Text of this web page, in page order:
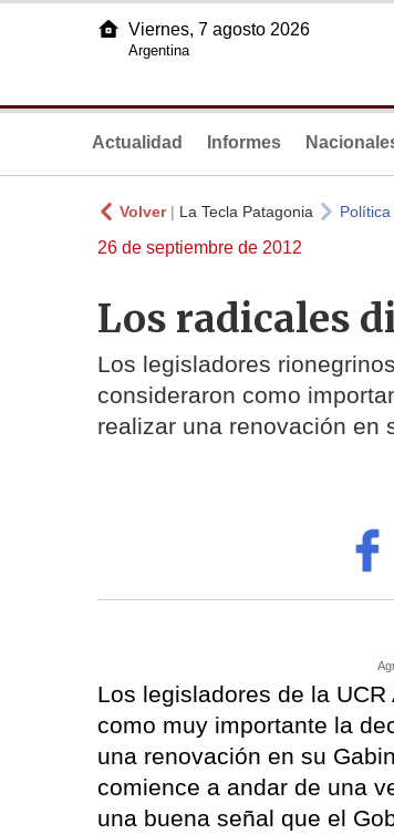
Viernes, 7 agosto 2026
Argentina
Actualidad Informes
Volver| La Tecla Patagonia
26 de septiembre de 2012
Los radicales
Los legisladores
consideraron como
realizar una renovación en
Los legisladores de la
como muy importante la
una renovación en su
comience a andar de una
una buena señal que el